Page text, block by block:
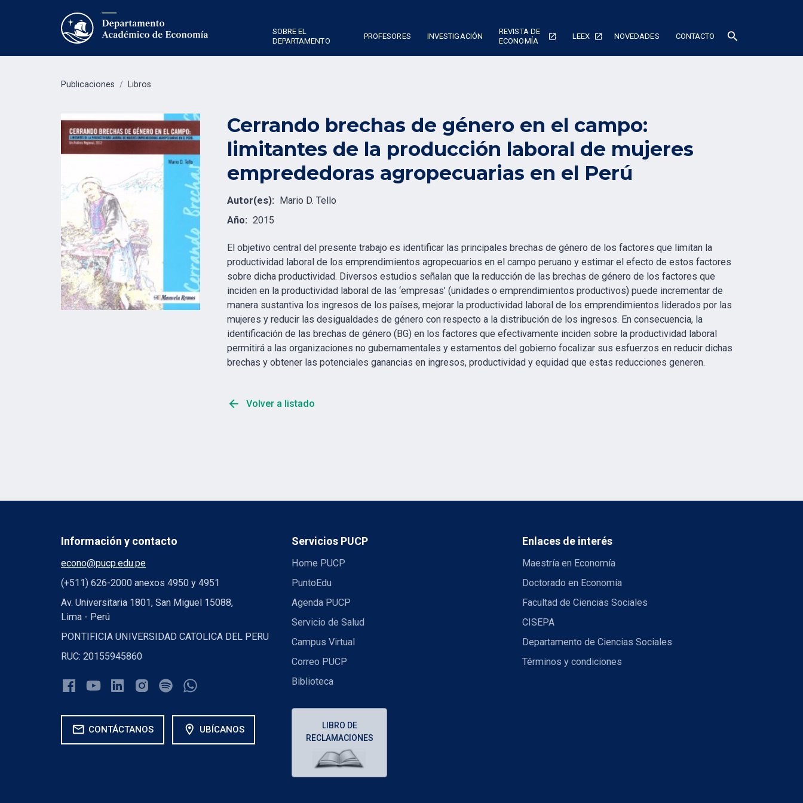
SOBRE EL
DEPARTAMENTO
PROFESORES INVESTIGACIÓN
REVISTA DE
ECONOMÍA
LEEX NOVEDADES CONTACTO search
Publicaciones / Libros
Cerrando brechas de género en el campo:
limitantes de la producción laboral de mujeres
emprededoras agropecuarias en el Perú
Autor(es): Mario D. Tello
Año: 2015
El objetivo central del presente trabajo es identificar las principales brechas de género de los factores que limitan la
productividad laboral de los emprendimientos agropecuarios en el campo peruano y estimar el efecto de estos factores
sobre dicha productividad. Diversos estudios señalan que la reducción de las brechas de género de los factores que
inciden en la productividad laboral de las ‘empresas’ (unidades o emprendimientos productivos) puede incrementar de
manera sustantiva los ingresos de los países, mejorar la productividad laboral de los emprendimientos liderados por las
mujeres y reducir las desigualdades de género con respecto a la distribución de los ingresos. En consecuencia, la
identificación de las brechas de género (BG) en los factores que efectivamente inciden sobre la productividad laboral
permitirá a las organizaciones no gubernamentales y estamentos del gobierno focalizar sus esfuerzos en reducir dichas
brechas y obtener las potenciales ganancias en ingresos, productividad y equidad que estas reducciones generen.
arrow_back Volver a listado
Información y contacto
econo@pucp.edu.pe
(+511) 626-2000 anexos 4950 y 4951
Av. Universitaria 1801, San Miguel 15088,
Lima - Perú
PONTIFICIA UNIVERSIDAD CATOLICA DEL PERU
RUC: 20155945860
mail CONTÁCTANOS location_on UBÍCANOS
Servicios PUCP
Home PUCP
PuntoEdu
Agenda PUCP
Servicio de Salud
Campus Virtual
Correo PUCP
Biblioteca
LIBRO DE
RECLAMACIONES
Enlaces de interés
Maestría en Economía
Doctorado en Economía
Facultad de Ciencias Sociales
CISEPA
Departamento de Ciencias Sociales
Términos y condiciones